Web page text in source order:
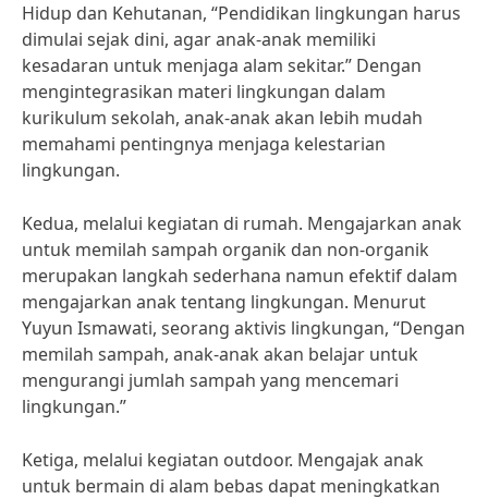
Hidup dan Kehutanan, “Pendidikan lingkungan harus
dimulai sejak dini, agar anak-anak memiliki
kesadaran untuk menjaga alam sekitar.” Dengan
mengintegrasikan materi lingkungan dalam
kurikulum sekolah, anak-anak akan lebih mudah
memahami pentingnya menjaga kelestarian
lingkungan.
Kedua, melalui kegiatan di rumah. Mengajarkan anak
untuk memilah sampah organik dan non-organik
merupakan langkah sederhana namun efektif dalam
mengajarkan anak tentang lingkungan. Menurut
Yuyun Ismawati, seorang aktivis lingkungan, “Dengan
memilah sampah, anak-anak akan belajar untuk
mengurangi jumlah sampah yang mencemari
lingkungan.”
Ketiga, melalui kegiatan outdoor. Mengajak anak
untuk bermain di alam bebas dapat meningkatkan